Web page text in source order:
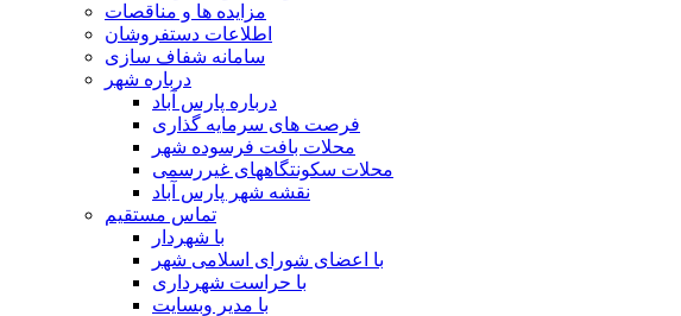
مزایده ها و مناقصات
اطلاعات دستفروشان
سامانه شفاف سازی
درباره شهر
درباره پارس آباد
فرصت های سرمایه گذاری
محلات بافت فرسوده شهر
محلات سکونتگاههای غیررسمی
نقشه شهر پارس آباد
تماس مستقیم
با شهردار
با اعضای شورای اسلامی شهر
با حراست شهرداری
با مدیر وبسایت